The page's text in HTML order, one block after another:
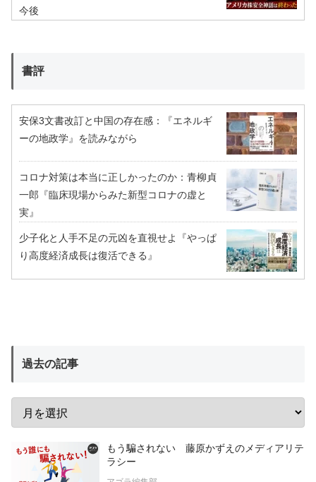
今後
書評
安保3文書改訂と中国の存在感：『エネルギ
ーの地政学』を読みながら
コロナ対策は本当に正しかったのか：青柳貞
一郎『臨床現場からみた新型コロナの虚と
実』
少子化と人手不足の元凶を直視せよ『やっぱ
り高度経済成長は復活できる』
過去の記事
もう騙されない 藤原かずえのメディアリテ
ラシー